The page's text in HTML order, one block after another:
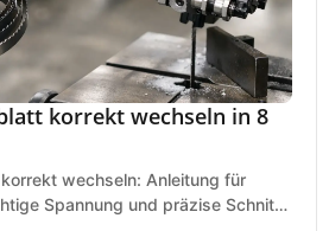
korrekt wechseln in 8
wechseln: Anleitung für
Spannung und präzise Schnitte